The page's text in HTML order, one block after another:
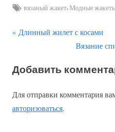
Tags:
вязаный жакет,Модные
Навигация
записям
П
д
д
у
Длинный жилет с косами
С
е
у
Вязание
Добавить
Для отправки комментария
авторизоваться.